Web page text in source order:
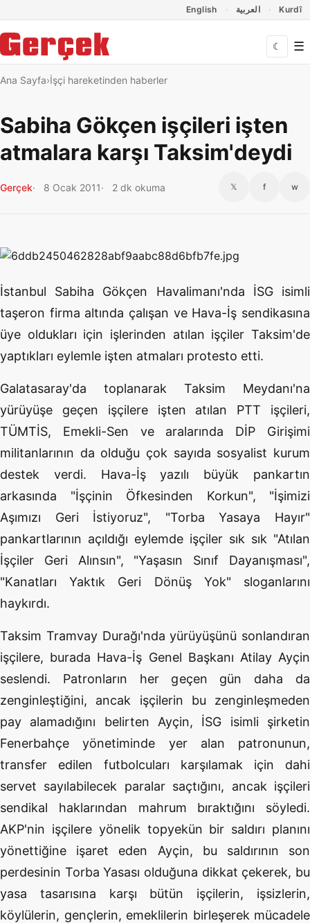
English العربية Kurdî
☾ ☰
Ana Sayfa İşçi hareketinden haberler
Sabiha Gökçen işçileri işten
atmalara karşı Taksim'deydi
Gerçek 8 Ocak 2011 2 dk okuma 𝕏 f w
İstanbul Sabiha Gökçen Havalimanı'nda İSG isimli
taşeron firma altında çalışan ve Hava-İş sendikasına
üye oldukları için işlerinden atılan işçiler Taksim'de
yaptıkları eylemle işten atmaları protesto etti.
Galatasaray'da toplanarak Taksim Meydanı'na
yürüyüşe geçen işçilere işten atılan PTT işçileri,
TÜMTİS, Emekli-Sen ve aralarında DİP Girişimi
militanlarının da olduğu çok sayıda sosyalist kurum
destek verdi. Hava-İş yazılı büyük pankartın
arkasında "İşçinin Öfkesinden Korkun", "İşimizi
Aşımızı Geri İstiyoruz", "Torba Yasaya Hayır"
pankartlarının açıldığı eylemde işçiler sık sık "Atılan
İşçiler Geri Alınsın", "Yaşasın Sınıf Dayanışması",
"Kanatları Yaktık Geri Dönüş Yok" sloganlarını
haykırdı.
Taksim Tramvay Durağı'nda yürüyüşünü sonlandıran
işçilere, burada Hava-İş Genel Başkanı Atilay Ayçin
seslendi. Patronların her geçen gün daha da
zenginleştiğini, ancak işçilerin bu zenginleşmeden
pay alamadığını belirten Ayçin, İSG isimli şirketin
Fenerbahçe yönetiminde yer alan patronunun,
transfer edilen futbolcuları karşılamak için dahi
servet sayılabilecek paralar saçtığını, ancak işçileri
sendikal haklarından mahrum bıraktığını söyledi.
AKP'nin işçilere yönelik topyekün bir saldırı planını
yönettiğine işaret eden Ayçin, bu saldırının son
perdesinin Torba Yasası olduğuna dikkat çekerek, bu
yasa tasarısına karşı bütün işçilerin, işsizlerin,
köylülerin, gençlerin, emeklilerin birleşerek mücadele